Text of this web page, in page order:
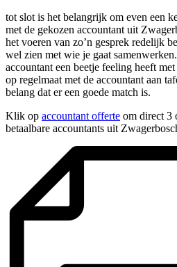
tot slot is het belangrijk om even een
met de gekozen accountant uit
het voeren van zo’n gesprek redelijk
wel zien met wie je gaat
accountant een beetje feeling heeft
op regelmaat met de accountant aan
belang dat er een goede match is.
Klik op accountant offerte om direct 3
betaalbare accountants uit